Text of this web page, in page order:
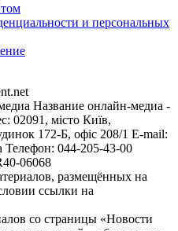
и персональных
Название онлайн-медиа -
02091, місто Київ,
172-Б, офіс 208/1 E-mail:
Телефон: 044-205-43-00
06068
размещённых на
ссылки на
со страницы «Новости